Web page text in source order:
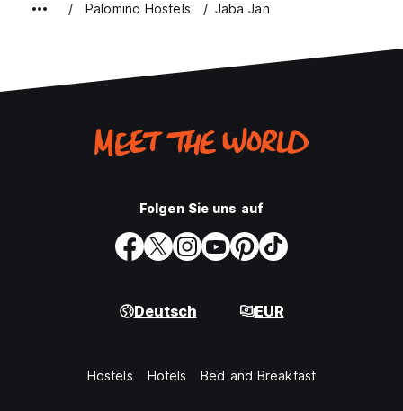
Palomino Hostels Jaba Jan
Folgen Sie uns auf
Deutsch EUR
Hostels Hotels Bed and Breakfast